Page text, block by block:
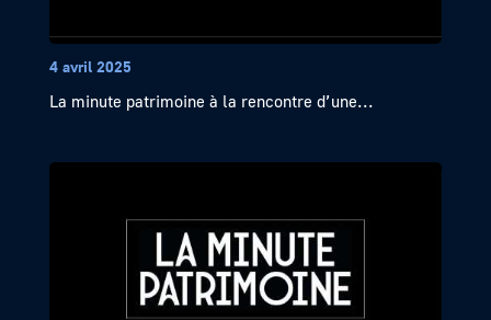
4 avril 2025
La minute patrimoine à la rencontre d’une...